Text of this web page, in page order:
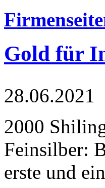
Gold für
28.06.2021
2000
Feinsilber:
erste und